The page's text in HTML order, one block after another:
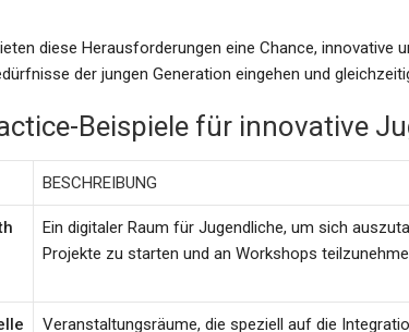
diese Herausforderungen eine Chance, innovative
der jungen Generation eingehen und
Beispiele für innovative
BESCHREIBUNG
Ein digitaler Raum für Jugendliche, um sich
Projekte zu starten und an Workshops
Veranstaltungsräume, die speziell auf die